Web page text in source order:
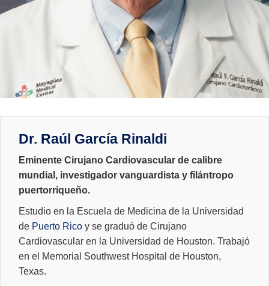
Dr. Raúl García Rinaldi
Eminente Cirujano Cardiovascular de calibre
mundial, investigador vanguardista y filántropo
puertorriqueño.
Estudio en la Escuela de Medicina de la Universidad
de Puerto Rico y se graduó de Cirujano
Cardiovascular en la Universidad de Houston. Trabajó
en el Memorial Southwest Hospital de Houston,
Texas.